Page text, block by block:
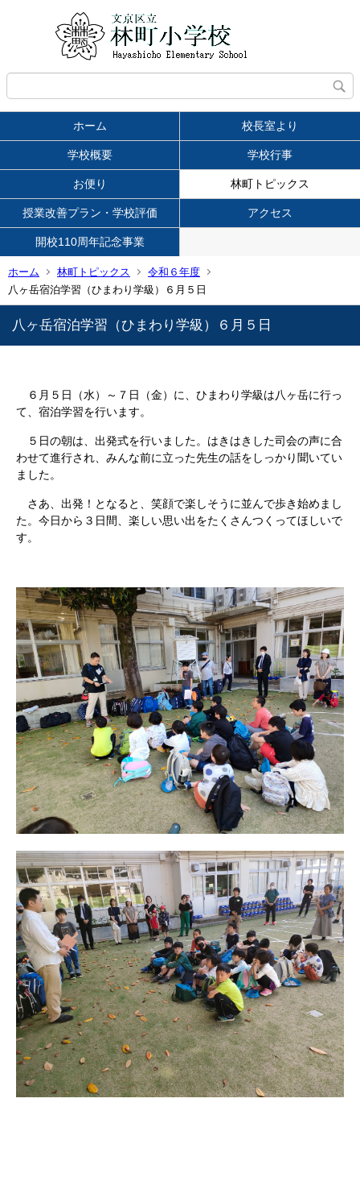
ホーム 校長室より
学校概要 学校行事
お便り 林町トピックス
授業改善プラン・学校評価 アクセス
開校110周年記念事業
ホーム 林町トピックス
令和６年度
八ヶ岳宿泊学習（ひまわり学級）６月５日
八ヶ岳宿泊学習（ひまわり学級）６月５日
６月５日（水）～７日（金）に、ひまわり学級は八ヶ岳に行っ
て、宿泊学習を行います。
５日の朝は、出発式を行いました。はきはきした司会の声に合
わせて進行され、みんな前に立った先生の話をしっかり聞いてい
ました。
さあ、出発！となると、笑顔で楽しそうに並んで歩き始めまし
た。今日から３日間、楽しい思い出をたくさんつくってほしいで
す。